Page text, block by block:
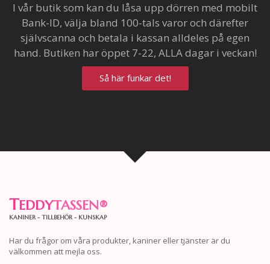
I vår butik som kan du låsa upp dörren med mobilt
Bank-ID, välja bland 100-tals varor och därefter
självscanna och betala i kassan alldeles på egen
hand. Butiken har öppet 7-22, ALLA dagar i veckan!
Så här funkar det!
TEDDYTASSEN®
KANINER - TILLBEHÖR - KUNSKAP
Har du frågor om våra produkter, kaniner eller tjänster är du
välkommen att mejla oss.